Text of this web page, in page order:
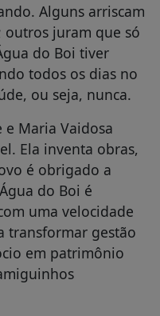
Alguns arriscam
juram que só
do Boi tiver
todos os dias no
ou seja, nunca.
e Maria Vaidosa
Ela inventa obras,
é obrigado a
do Boi é
uma velocidade
transformar gestão
em patrimônio